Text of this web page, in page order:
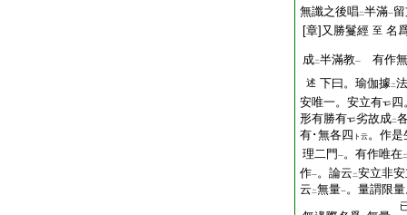
無讖之後唱二半滿一
[章]又勝鬘經 至 名
成二半滿教一 有作
述 下曰。瑜伽據二
安唯一。安立有
四
形有勝有
劣故成二
有･無各四 ト云。作是
理二門 一。有作唯在二
作一。論云 二安立非
云 二無量一。量謂限